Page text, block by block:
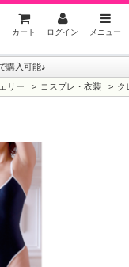
カート ログイン メニュー
購入可能♪
リー コスプレ・衣装 ク